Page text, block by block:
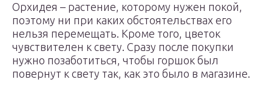
Орхидея – растение, которому нужен покой,
поэтому ни при каких обстоятельствах его
нельзя перемещать. Кроме того, цветок
чувствителен к свету. Сразу после покупки
нужно позаботиться, чтобы горшок был
повернут к свету так, как это было в магазине.